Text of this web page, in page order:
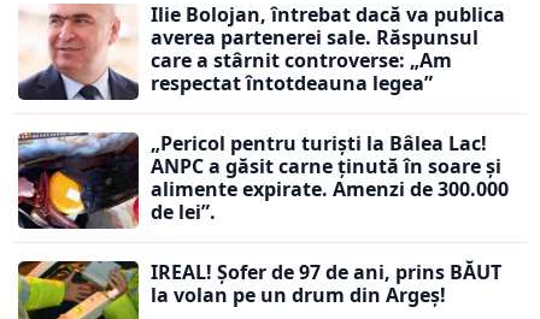
Ilie Bolojan, întrebat dacă va publica
averea partenerei sale. Răspunsul
care a stârnit controverse: „Am
respectat întotdeauna legea”
„Pericol pentru turiști la Bâlea Lac!
ANPC a găsit carne ținută în soare și
alimente expirate. Amenzi de 300.000
de lei”.
IREAL! Șofer de 97 de ani, prins BĂUT
la volan pe un drum din Argeș!